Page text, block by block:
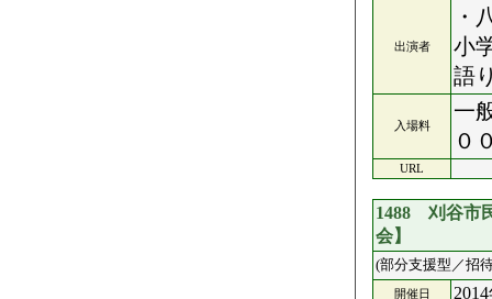
出演者
・
小
語
入場料
０
URL
1488 刈谷市
会】
(部分支援型／招
開催日